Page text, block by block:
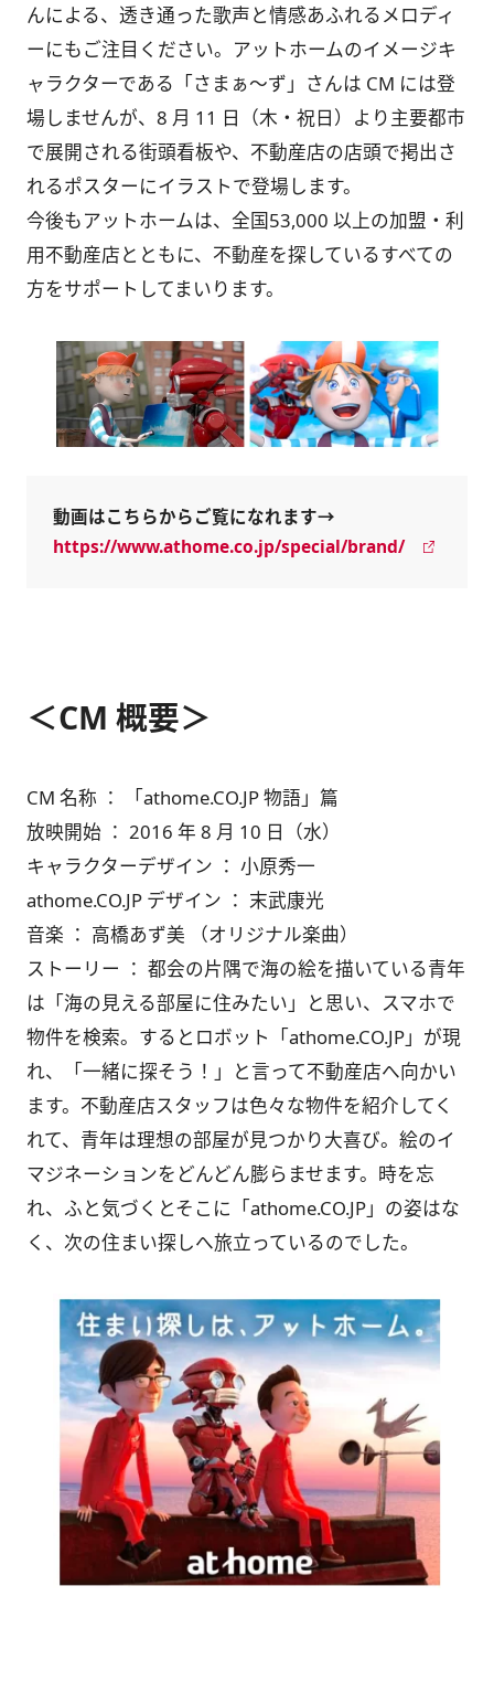
んによる、透き通った歌声と情感あふれるメロディ
ーにもご注目ください。アットホームのイメージキ
ャラクターである「さまぁ～ず」さんは CM には登
場しませんが、8 月 11 日（木・祝日）より主要都市
で展開される街頭看板や、不動産店の店頭で掲出さ
れるポスターにイラストで登場します。
今後もアットホームは、全国53,000 以上の加盟・利
用不動産店とともに、不動産を探しているすべての
方をサポートしてまいります。
動画はこちらからご覧になれます→
https://www.athome.co.jp/special/brand/
＜CM 概要＞
CM 名称 ： 「athome.CO.JP 物語」篇
放映開始 ： 2016 年 8 月 10 日（水）
キャラクターデザイン ： 小原秀一
athome.CO.JP デザイン ： 末武康光
音楽 ： 高橋あず美 （オリジナル楽曲）
ストーリー ： 都会の片隅で海の絵を描いている青年
は「海の見える部屋に住みたい」と思い、スマホで
物件を検索。するとロボット「athome.CO.JP」が現
れ、「一緒に探そう！」と言って不動産店へ向かい
ます。不動産店スタッフは色々な物件を紹介してく
れて、青年は理想の部屋が見つかり大喜び。絵のイ
マジネーションをどんどん膨らませます。時を忘
れ、ふと気づくとそこに「athome.CO.JP」の姿はな
く、次の住まい探しへ旅立っているのでした。